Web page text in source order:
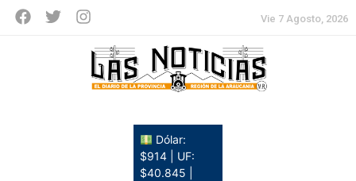
Vie 7 Agosto, 2026
Dólar:
$914 | UF:
$40.845 |